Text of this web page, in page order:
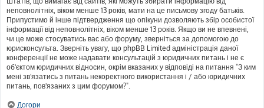
неповнолітніх, віком менше 13 років, мати на це письмову згоду батьків.
Припустимо й інше підтвердження що опікуни дозволяють збір особистої
інформації від неповнолітніх, віком менше 13 років. Якщо ви не впевнені,
чи це може стосуватись вас або форуму, зверніться за допомогою до
юрисконсульта. Зверніть увагу, що phpBB Limited адміністрація даної
конференції не може надавати консультацій з юридичних питань і не є
об'єктом юридичних відносин, окрім вказаних у відповіді на питання "З ким
мені зв'язатись з питань некоректного використання і / або юридичних
питань, пов'язаних з цим форумом?".
Догори